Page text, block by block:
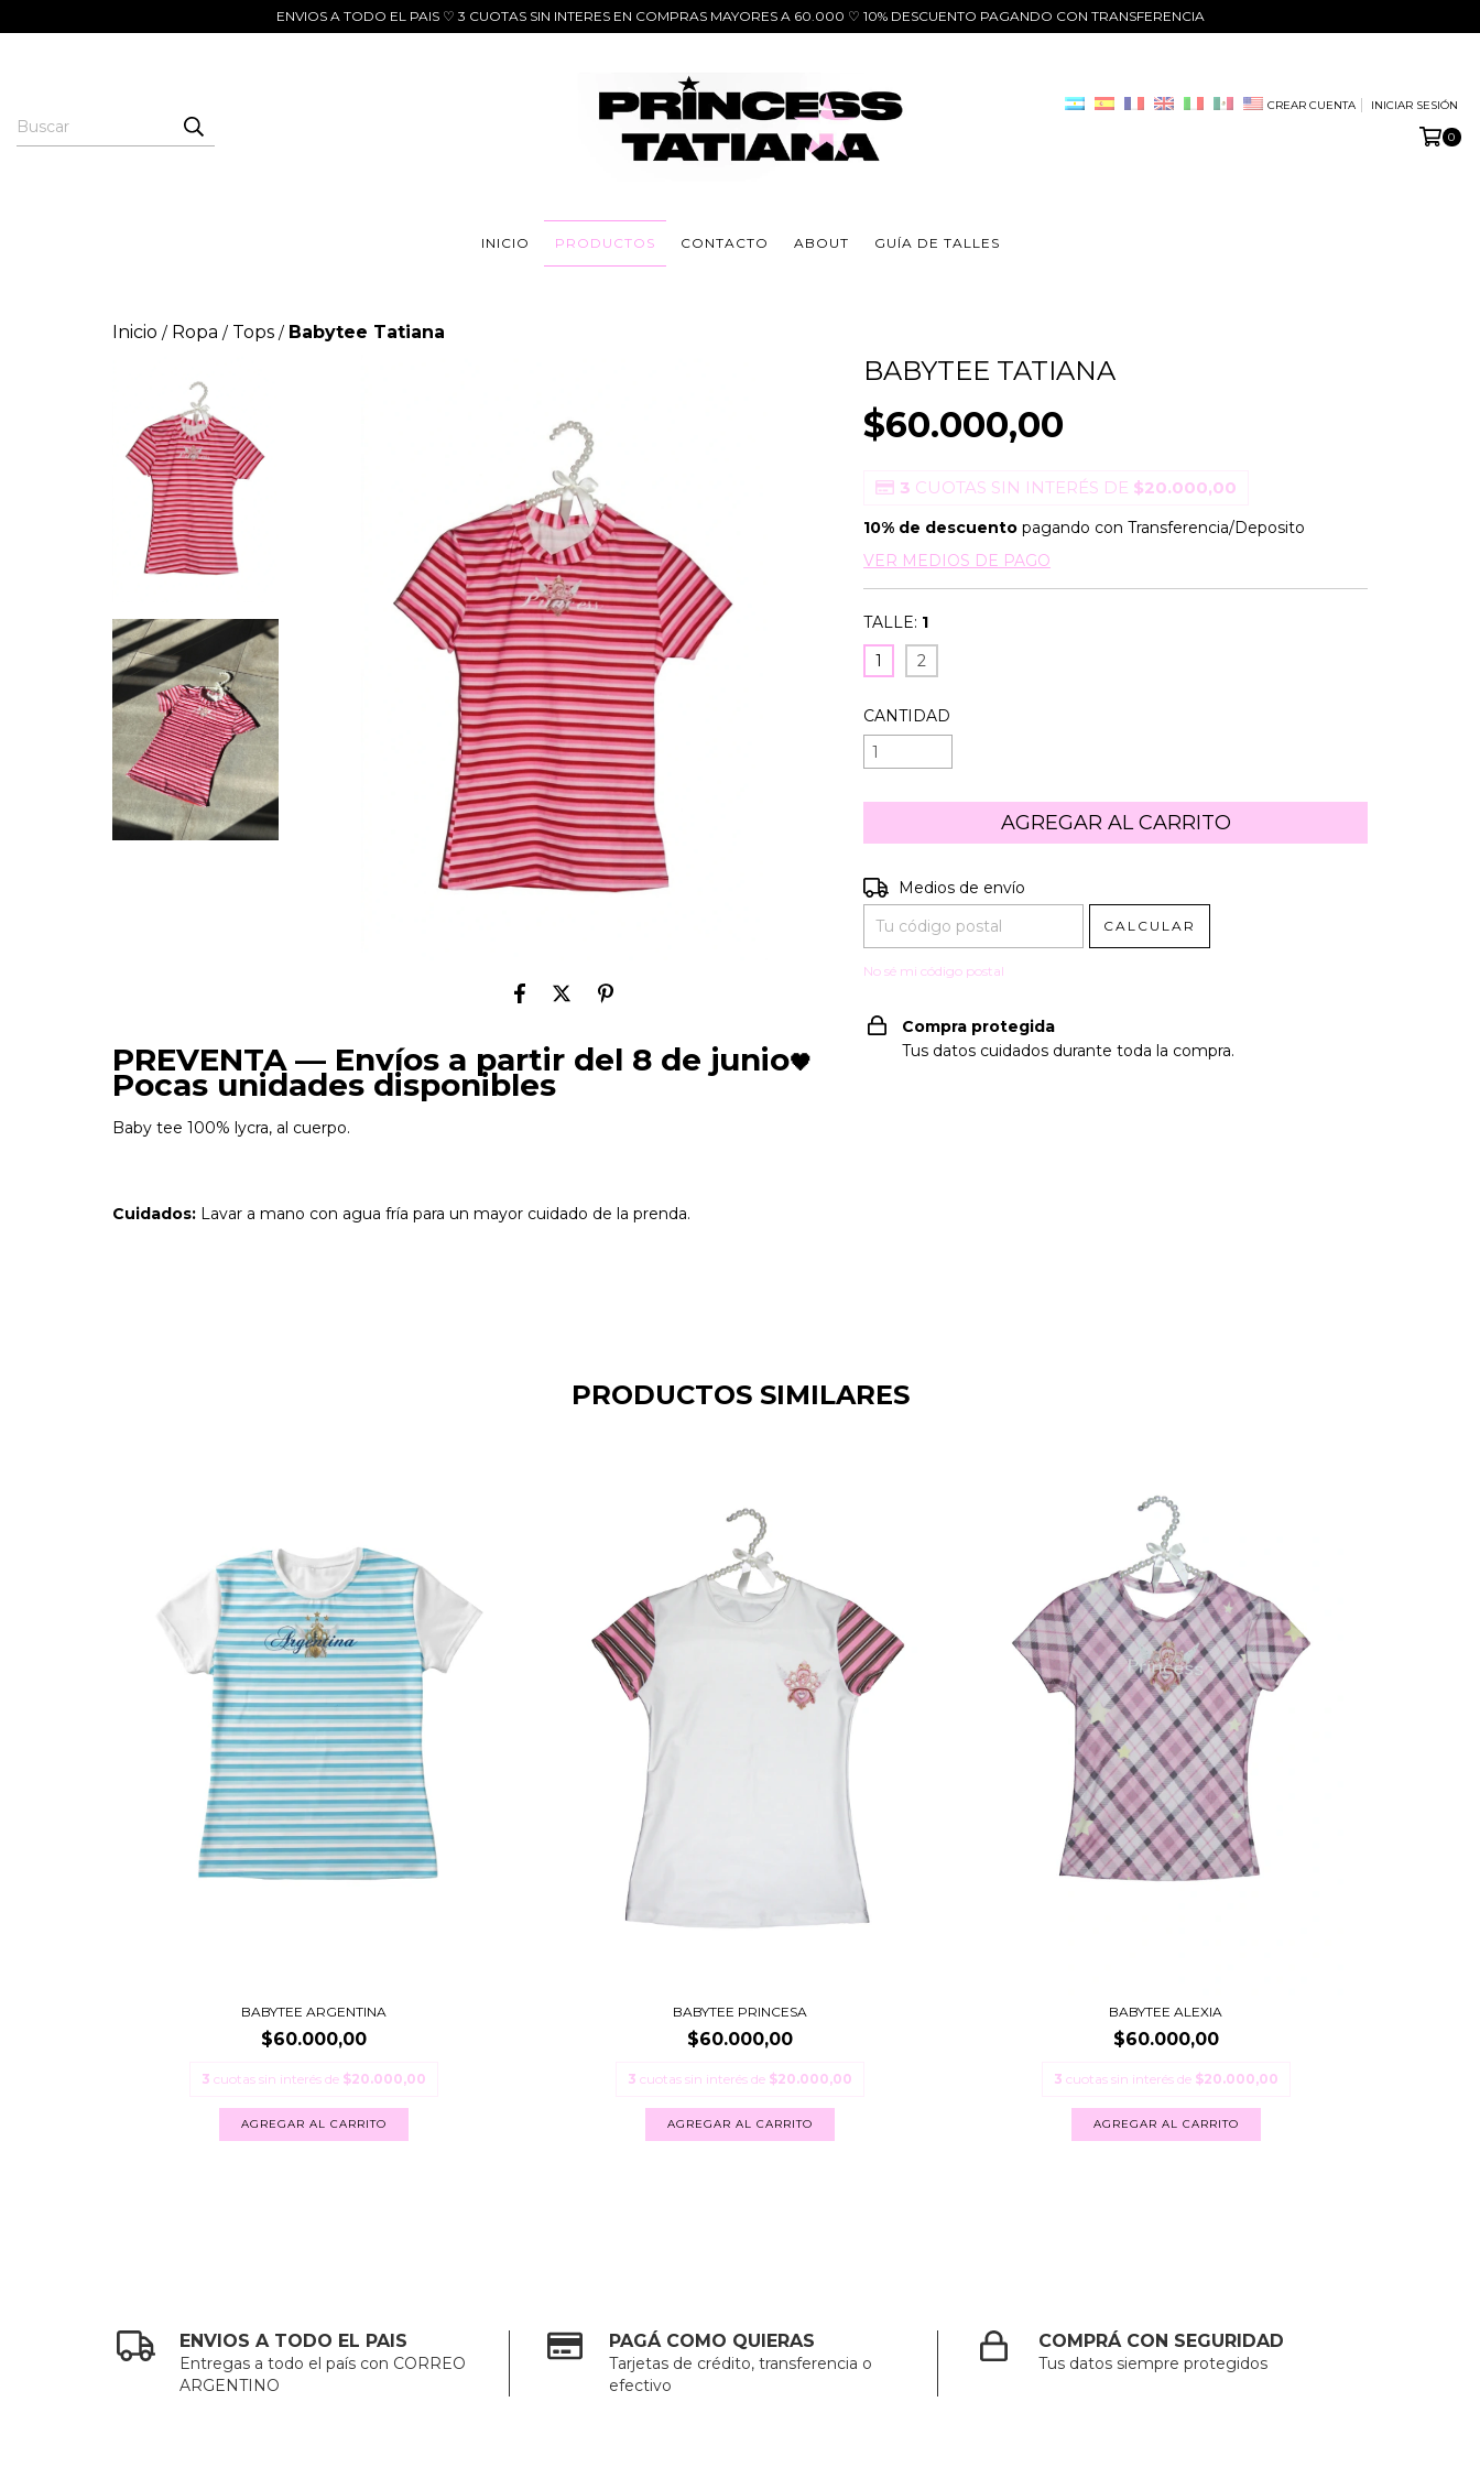
ENVIOS A TODO EL PAIS ♡ 3 CUOTAS SIN INTERES EN COMPRAS MAYORES A 60.000 ♡ 10% DESCUENTO PAGANDO CON TRANSFERENCIA
CREAR CUENTA INICIAR SESIÓN
0
INICIO PRODUCTOS CONTACTO ABOUT GUÍA DE TALLES
Inicio / Ropa / Tops / Babytee Tatiana
PREVENTA — Envíos a partir del 8 de junio🖤
Pocas unidades disponibles
Baby tee 100% lycra, al cuerpo.
Cuidados: Lavar a mano con agua fría para un mayor cuidado de la prenda.
BABYTEE TATIANA
$60.000,00
3 CUOTAS SIN INTERÉS DE $20.000,00
10% de descuento pagando con Transferencia/Deposito
VER MEDIOS DE PAGO
TALLE: 1
1
2
CANTIDAD
Entregas para el CP:
Medios de envío
CALCULAR
No sé mi código postal
Compra protegida
Tus datos cuidados durante toda la compra.
PRODUCTOS SIMILARES
BABYTEE ARGENTINA
$60.000,00
3 cuotas sin interés de $20.000,00
AGREGAR AL CARRITO
BABYTEE PRINCESA
$60.000,00
3 cuotas sin interés de $20.000,00
AGREGAR AL CARRITO
BABYTEE ALEXIA
$60.000,00
3 cuotas sin interés de $20.000,00
AGREGAR AL CARRITO
ENVIOS A TODO EL PAIS
Entregas a todo el país con CORREO
ARGENTINO
PAGÁ COMO QUIERAS
Tarjetas de crédito, transferencia o
efectivo
COMPRÁ CON SEGURIDAD
Tus datos siempre protegidos